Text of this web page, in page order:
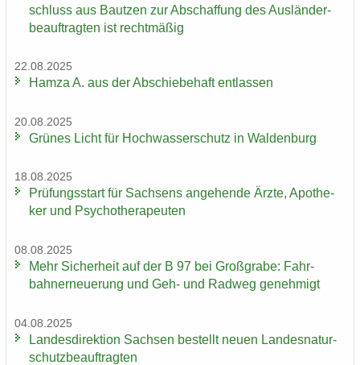
schluss aus Baut­zen zur Ab­schaf­fung des Aus­län­der­
be­auf­trag­ten ist recht­mä­ßig
22.08.2025
Hamza A. aus der Ab­schie­be­haft ent­las­sen
20.08.2025
Grü­nes Licht für Hoch­was­ser­schutz in Wal­den­burg
18.08.2025
Prü­fungs­start für Sach­sens an­ge­hen­de Ärzte, Apo­the­
ker und Psy­cho­the­ra­peu­ten
08.08.2025
Mehr Si­cher­heit auf der B 97 bei Groß­gra­be: Fahr­
bahn­erneue­rung und Geh- und Rad­weg ge­neh­migt
04.08.2025
Lan­des­di­rek­ti­on Sach­sen be­stellt neuen Lan­des­na­tur­
schutz­be­auf­trag­ten